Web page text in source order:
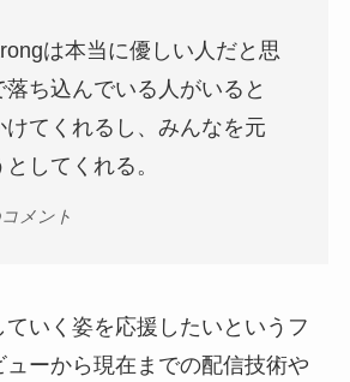
は本当に優しい人だと思
落ち込んでいる人がいると
けてくれるし、みんなを元
してくれる。
メント
ていく姿を応援したいというフ
ューから現在までの配信技術や